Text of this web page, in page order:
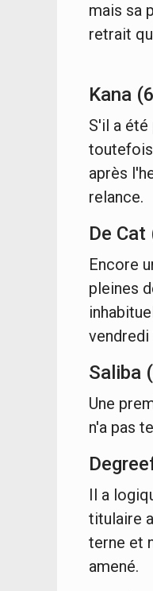
mais sa
retrait
Kana
S'il a
toutefois
après
relance.
De Cat
Encore
pleines
vendredi
Saliba
Une
n'a pas
Il a
titulaire
terne et
amené.